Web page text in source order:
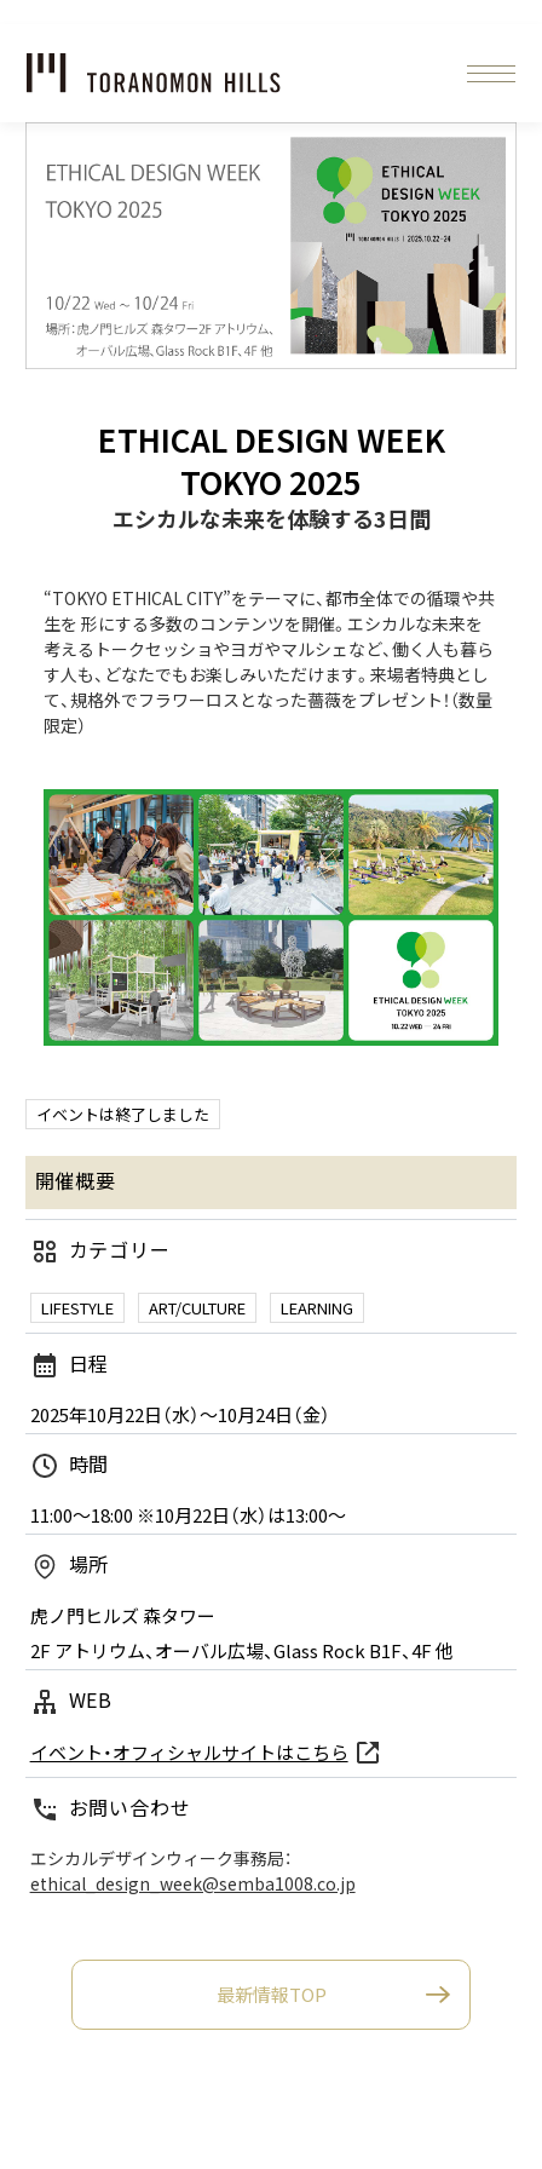
ETHICAL DESIGN WEEK
TOKYO 2025
エシカルな未来を体験する3日間
“TOKYO ETHICAL CITY”をテーマに、都市全体での循環や共
生を 形にする多数のコンテンツを開催。エシカルな未来を
考えるトークセッショやヨガやマルシェなど、働く人も暮ら
す人も、どなたでもお楽しみいただけます。来場者特典とし
て、規格外でフラワーロスとなった薔薇をプレゼント！（数量
限定）
イベントは終了しました
開催概要
カテゴリー
LIFESTYLE ART/CULTURE LEARNING
日程
2025年10月22日（水）～10月24日（金）
時間
11:00～18:00 ※10月22日（水）は13:00～
場所
虎ノ門ヒルズ 森タワー
2F アトリウム、オーバル広場、Glass Rock B1F、4F 他
WEB
イベント・オフィシャルサイトはこちら
お問い合わせ
エシカルデザインウィーク事務局：
ethical_design_week@semba1008.co.jp
最新情報TOP